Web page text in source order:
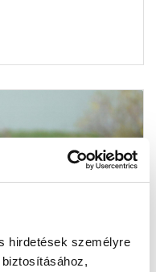
hirdetések személyre